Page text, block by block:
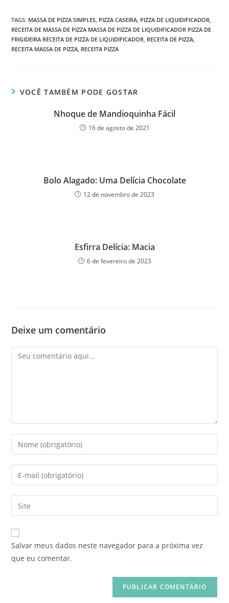
TAGS: MASSA DE PIZZA SIMPLES, PIZZA CASEIRA, PIZZA DE LIQUIDIFICADOR,
RECEITA DE MASSA DE PIZZA MASSA DE PIZZA DE LIQUIDIFICADOR PIZZA DE
FRIGIDEIRA RECEITA DE PIZZA DE LIQUIDIFICADOR, RECEITA DE PIZZA,
RECEITA MASSA DE PIZZA, RECEITA PIZZA
VOCÊ TAMBÉM PODE GOSTAR
Nhoque de Mandioquinha Fácil
16 de agosto de 2021
Bolo Alagado: Uma Delícia Chocolate
12 de novembro de 2023
Esfirra Delícia: Macia
6 de fevereiro de 2023
Deixe um comentário
Salvar meus dados neste navegador para a próxima vez
que eu comentar.